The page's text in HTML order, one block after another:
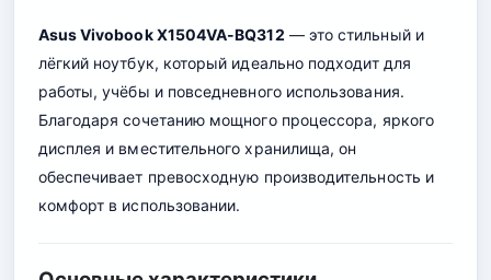
Asus Vivobook X1504VA-BQ312 — это стильный и
лёгкий ноутбук, который идеально подходит для
работы, учёбы и повседневного использования.
Благодаря сочетанию мощного процессора, яркого
дисплея и вместительного хранилища, он
обеспечивает превосходную производительность и
комфорт в использовании.